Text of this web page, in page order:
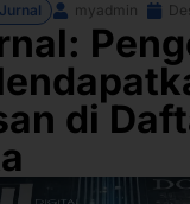
myadmin
di